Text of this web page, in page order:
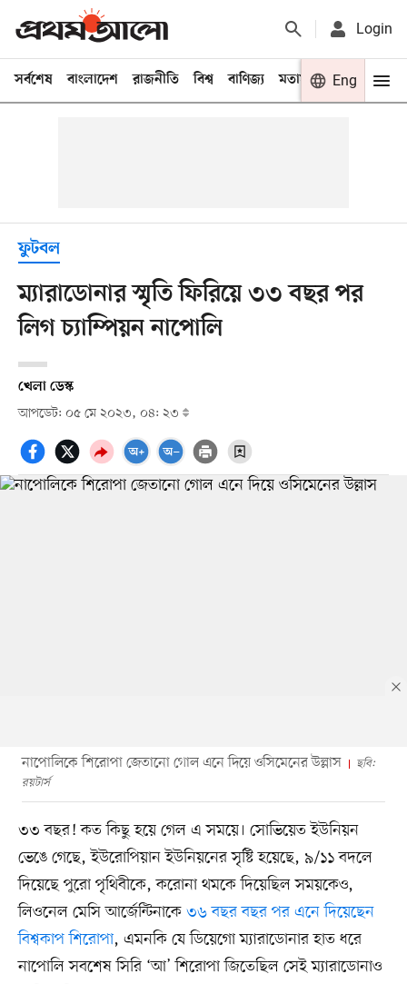
Login
সর্বশেষ বাংলাদেশ রাজনীতি বিশ্ব বাণিজ্য মতামত খেলা
Eng
ফুটবল
ম্যারাডোনার স্মৃতি ফিরিয়ে ৩৩ বছর পর
লিগ চ্যাম্পিয়ন নাপোলি
খেলা ডেস্ক
আপডেট: ০৫ মে ২০২৩, ০৪: ২৩
নাপোলিকে শিরোপা জেতানো গোল এনে দিয়ে ওসিমেনের উল্লাস
ছবি:
রয়টার্স
৩৩ বছর! কত কিছু হয়ে গেল এ সময়ে। সোভিয়েত ইউনিয়ন
ভেঙে গেছে, ইউরোপিয়ান ইউনিয়নের সৃষ্টি হয়েছে, ৯/১১ বদলে
দিয়েছে পুরো পৃথিবীকে, করোনা থমকে দিয়েছিল সময়কেও,
লিওনেল মেসি আর্জেন্টিনাকে ৩৬ বছর বছর পর এনে দিয়েছেন
বিশ্বকাপ শিরোপা, এমনকি যে ডিয়েগো ম্যারাডোনার হাত ধরে
নাপোলি সবশেষ সিরি ‘আ’ শিরোপা জিতেছিল সেই ম্যারাডোনাও